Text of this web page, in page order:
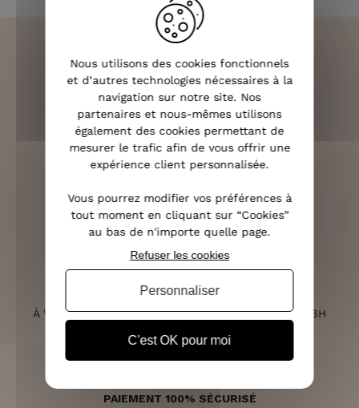
LIVRAISON RAPIDE
OFFERTE DÈS 70€
RETOURS SOUS 14 JOURS
(VOIR LES CONDITIONS)
SERVICE CLIENT
À VOTRE ÉCOUTE DU LUNDI AU SAMEDI DE 10H À 18H
PAIEMENT 100% SÉCURISÉ
Nous utilisons des cookies fonctionnels
et d’autres technologies nécessaires à la
navigation sur notre site. Nos
partenaires et nous-mêmes utilisons
également des cookies permettant de
mesurer le trafic afin de vous offrir une
expérience client personnalisée.
Vous pourrez modifier vos préférences à
tout moment en cliquant sur “Cookies”
au bas de n'importe quelle page.
C'est OK pour moi
Refuser les cookies
Personnaliser